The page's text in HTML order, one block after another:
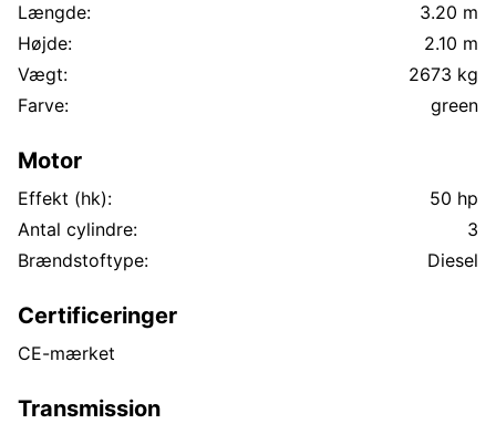
Længde:
3.20 m
Højde:
2.10 m
Vægt:
2673 kg
Farve:
green
Motor
Effekt (hk):
50 hp
Antal cylindre:
3
Brændstoftype:
Diesel
Certificeringer
CE-mærket
Transmission